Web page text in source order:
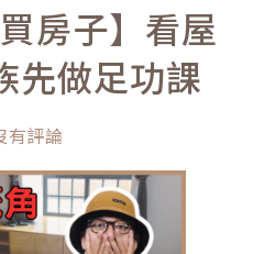
房子】看屋
先做足功課
有評論